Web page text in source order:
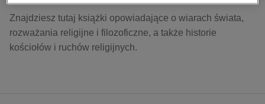
komputery, internet, technologie, informatyka
kobiece, lifestyle, kultura
Znajdziesz tutaj książki opowiadające o wiarach świata,
rozważania religijne i filozoficzne, a także historie
kościołów i ruchów religijnych.